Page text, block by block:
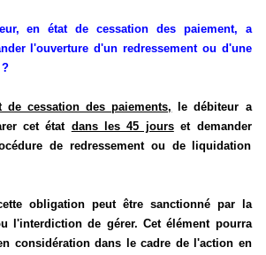
en état de cessation des paiement, a
l'ouverture d'un redressement ou d'une
cessation des paiements, le débiteur a
cet état dans les 45 jourset demander
de redressement ou de liquidation
obligation peut être sanctionné par la
l'interdiction de gérer. Cet élément pourra
considération dans le cadre de l'action en